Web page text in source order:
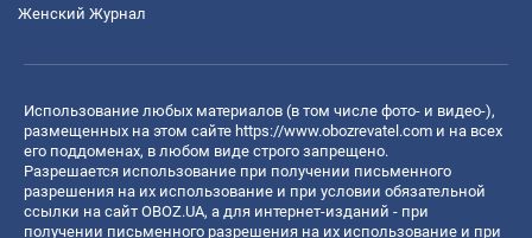
Женский Журнал
Использование любых материалов (в том числе фото- и видео-),
размещенных на этом сайте https://www.obozrevatel.com и на всех
его поддоменах, в любом виде строго запрещено.
Разрешается использование при получении письменного
разрешения на их использование и при условии обязательной
ссылки на сайт OBOZ.UA, а для интернет-изданий - при
получении письменного разрешения на их использование и при